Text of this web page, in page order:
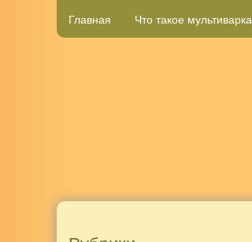
Главная Что такое мультиварка